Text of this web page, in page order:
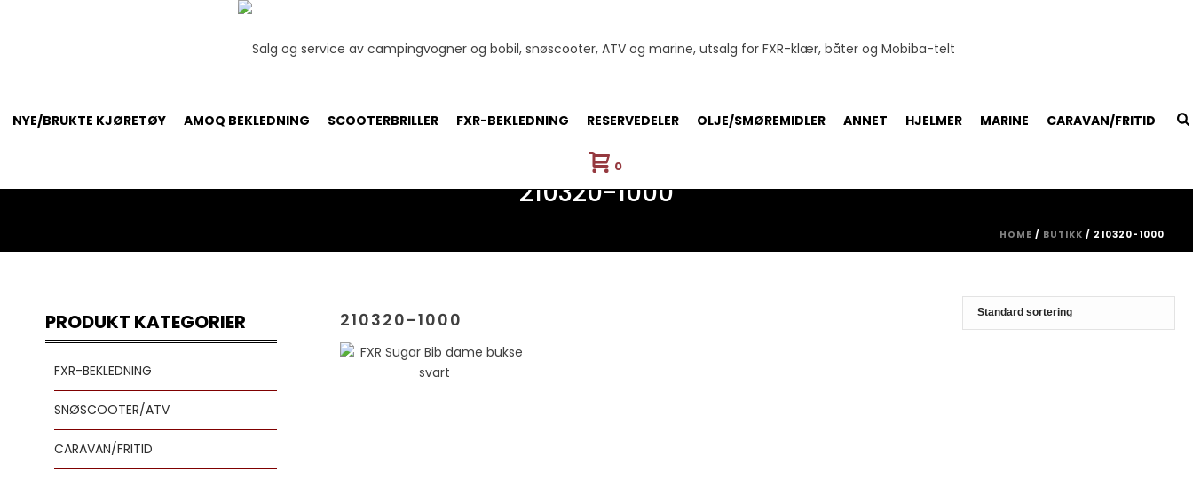
NYE/BRUKTE KJØRETØY AMOQ BEKLEDNING SCOOTERBRILLER FXR-BEKLEDNING RESERVEDELER OLJE/SMØREMIDLER ANNET HJELMER MARINE CARAVAN/FRITID
0
210320-1000
HOME / BUTIKK / 210320-1000
210320-1000
PRODUKT KATEGORIER
FXR-BEKLEDNING
SNØSCOOTER/ATV
CARAVAN/FRITID